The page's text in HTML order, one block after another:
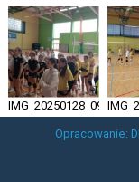
Opracowanie: